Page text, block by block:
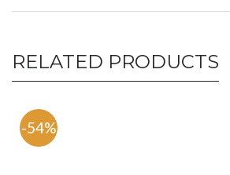
RELATED PRODUCTS
-54%